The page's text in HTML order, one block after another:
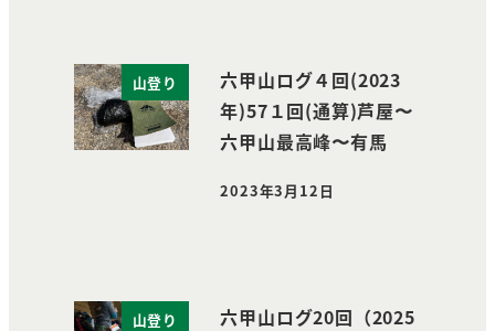
山登り
六甲山ログ４回(2023
年)57１回(通算)芦屋〜
六甲山最高峰〜有馬
投稿日
2023年3月12日
山登り
六甲山ログ20回（2025